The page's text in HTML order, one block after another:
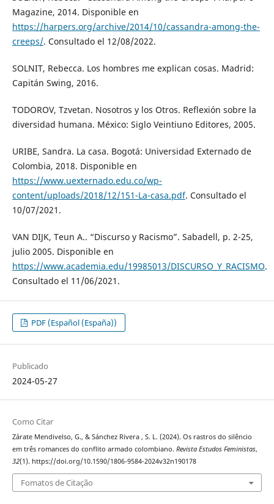
Magazine, 2014. Disponible en
https://harpers.org/archive/2014/10/cassandra-among-the-
creeps/. Consultado el 12/08/2022.
SOLNIT, Rebecca. Los hombres me explican cosas. Madrid:
Capitán Swing, 2016.
TODOROV, Tzvetan. Nosotros y los Otros. Reflexión sobre la
diversidad humana. México: Siglo Veintiuno Editores, 2005.
URIBE, Sandra. La casa. Bogotá: Universidad Externado de
Colombia, 2018. Disponible en
https://www.uexternado.edu.co/wp-
content/uploads/2018/12/151-La-casa.pdf. Consultado el
10/07/2021.
VAN DIJK, Teun A.. “Discurso y Racismo”. Sabadell, p. 2-25,
julio 2005. Disponible en
https://www.academia.edu/19985013/DISCURSO_Y_RACISMO.
Consultado el 11/06/2021.
PDF (Español (España))
Publicado
2024-05-27
Como Citar
Zárate Mendivelso, G., & Sánchez Rivera , S. L. (2024). Os rastros do silêncio
em três romances do conflito armado colombiano. Revista Estudos Feministas,
32(1). https://doi.org/10.1590/1806-9584-2024v32n190178
Fomatos de Citação